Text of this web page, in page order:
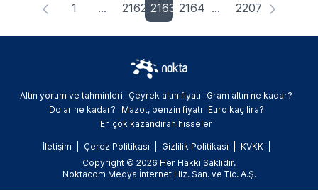
1 ... 2162 2163 2164 ... 2207
Altın yorum ve tahminleri Çeyrek altın fiyatı
Gram altın ne kadar?
Dolar ne kadar?
Mazot, benzin fiyatı
Euro kaç lira?
En çok kazandıran hisseler
İletişim Çerez Politikası Gizlilik Politikası
KVKK
Copyright © 2026 Her Hakkı Saklıdır.
Noktacom Medya İnternet Hiz. San. ve Tic. A.Ş.